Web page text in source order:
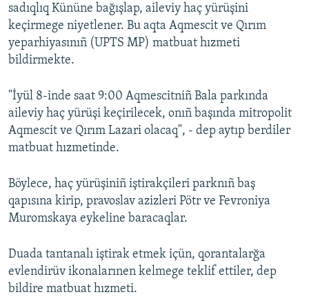
VİDEO
SÜRET
BLOGLAR
FİKİR
Русский
Українською
QOŞULIÑIZ!
RFE/RS bütün saytları
sadıqlıq Kününe bağışlap, aileviy haç yürüşini
keçirmege niyetlener. Bu aqta Aqmescit ve Qırım
yeparhiyasınıñ (UPTS MP) matbuat hızmeti
bildirmekte.
"İyül 8-inde saat 9:00 Aqmescitniñ Bala parkında
aileviy haç yürüşi keçirilecek, onıñ başında mitropolit
Aqmescit ve Qırım Lazari olacaq", - dep aytıp berdiler
matbuat hızmetinde.
Böylece, haç yürüşiniñ iştirakçileri parknıñ baş
qapısına kirip, pravoslav azizleri Pötr ve Fevroniya
Muromskaya eykeline baracaqlar.
Duada tantanalı iştirak etmek içün, qorantalarğa
evlendirüv ikonalarınen kelmege teklif ettiler, dep
bildire matbuat hızmeti.